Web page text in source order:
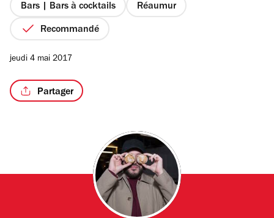
Bars | Bars à cocktails Réaumur
Recommandé
jeudi 4 mai 2017
Partager